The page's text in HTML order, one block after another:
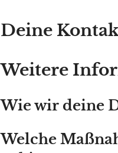
Deine
Weitere
Wie wir deine
Welche